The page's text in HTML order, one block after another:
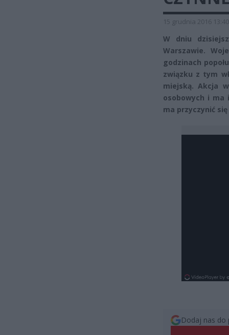
15 grudnia 2016 13:40
W dniu
Warszawie.
godzinach
związku z tym
miejską. Akcja
osobowych i ma
ma przyczynić
Dodaj nas do